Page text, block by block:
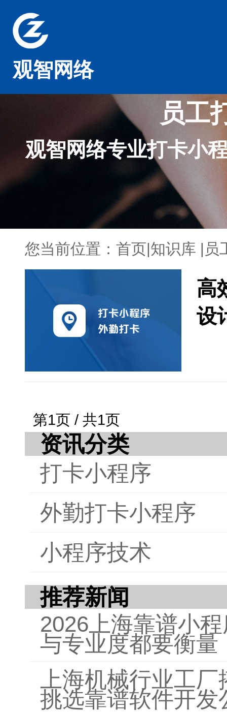
观智网络
员工
观智网络专业打卡小
您当前位置： 首页|知识库 | 员
高
设
第1页 / 共1页
资讯分类
打卡小程序
外勤打卡小程序
小程序技术
推荐新闻
2026上海靠谱小
与专业度都要衡量
上海机械行业工
挑选靠谱软件开发